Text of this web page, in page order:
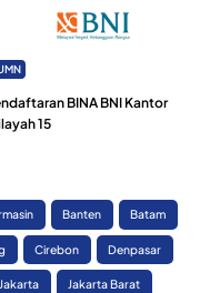
BINA BNI Kantor
15
Banten Batam
Cirebon Denpasar
Jakarta Jakarta Barat